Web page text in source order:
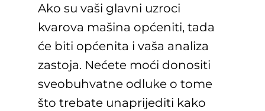
Ako su vaši glavni uzroci
kvarova mašina općeniti, tada
će biti općenita i vaša analiza
zastoja. Nećete moći donositi
sveobuhvatne odluke o tome
što trebate unaprijediti kako